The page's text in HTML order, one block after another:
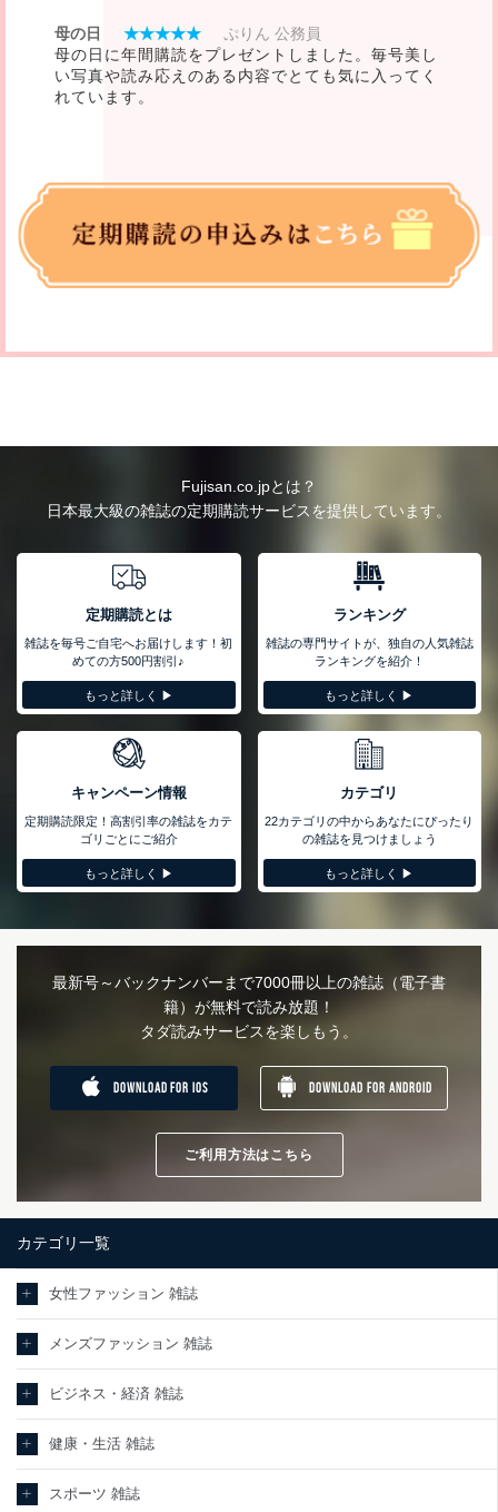
母の日 ★★★★★
ぷりん 公務員
母の日に年間購読をプレゼントしました。毎号美し
い写真や読み応えのある内容でとても気に入ってく
れています。
Fujisan.co.jpとは？
日本最大級の雑誌の定期購読サービスを提供しています。
定期購読とは
雑誌を毎号ご自宅へお届けします！初
めての方500円割引♪
もっと詳しく ▶︎
ランキング
雑誌の専門サイトが、独自の人気雑誌
ランキングを紹介！
もっと詳しく ▶︎
キャンペーン情報
定期購読限定！高割引率の雑誌をカテ
ゴリごとにご紹介
もっと詳しく ▶︎
カテゴリ
22カテゴリの中からあなたにぴったり
の雑誌を見つけましょう
もっと詳しく ▶︎
最新号～バックナンバーまで7000冊以上の雑誌（電子書
籍）が無料で読み放題！
タダ読みサービスを楽しもう。
DOWNLOAD FOR IOS DOWNLOAD FOR ANDROID
ご利用方法はこちら
カテゴリ一覧
女性ファッション 雑誌
メンズファッション 雑誌
ビジネス・経済 雑誌
健康・生活 雑誌
スポーツ 雑誌